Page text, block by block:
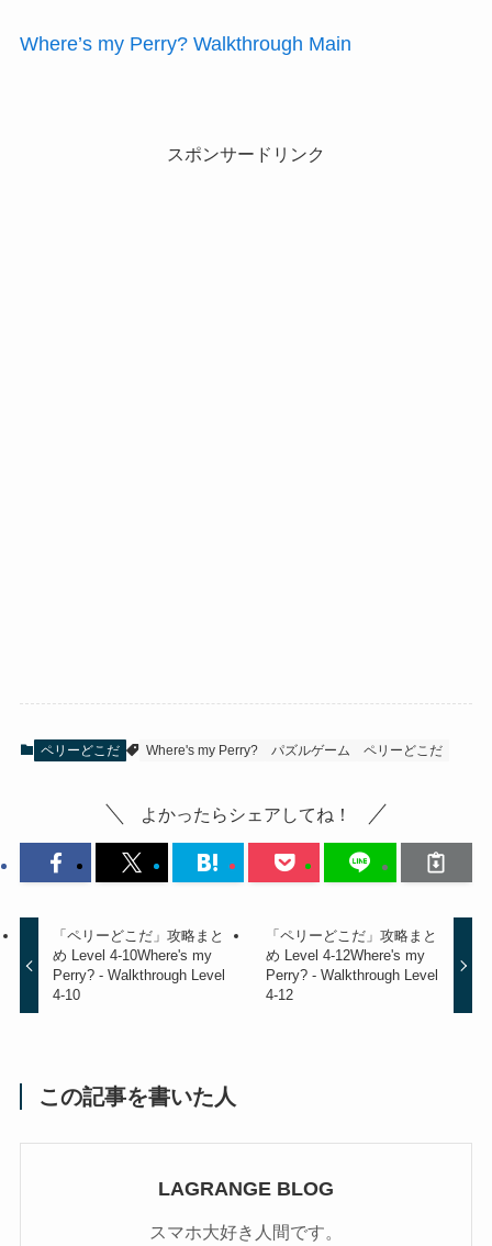
Where’s my Perry? Walkthrough Main
スポンサードリンク
ペリーどこだ Where's my Perry? パズルゲーム ペリーどこだ
よかったらシェアしてね！
「ペリーどこだ」攻略まと
め Level 4-10Where's my
Perry? - Walkthrough Level
4-10
「ペリーどこだ」攻略まと
め Level 4-12Where's my
Perry? - Walkthrough Level
4-12
この記事を書いた人
LAGRANGE BLOG
スマホ大好き人間です。